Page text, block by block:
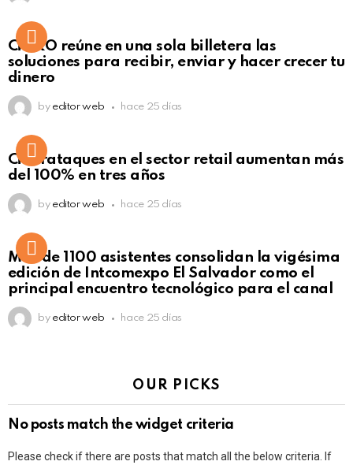
Not Safe For Work
Click to view this post
CiNKO reúne en una sola billetera las
soluciones para recibir, enviar y hacer crecer tu
dinero
by editor web hace 25 días
Ciberataques en el sector retail aumentan más
del 100% en tres años
by editor web hace 25 días
Más de 1100 asistentes consolidan la vigésima
edición de Intcomexpo El Salvador como el
principal encuentro tecnológico para el canal
by editor web hace 25 días
OUR PICKS
No posts match the widget criteria
Please check if there are posts that match all the below criteria. If